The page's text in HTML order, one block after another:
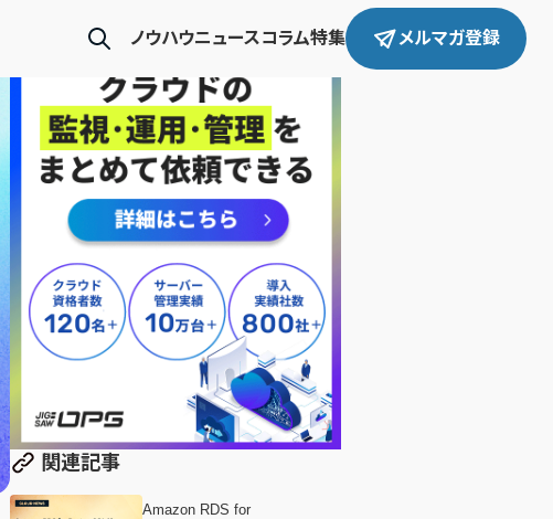
ノウハウニュースコラム特集 メルマガ登録
関連記事
Amazon RDS for